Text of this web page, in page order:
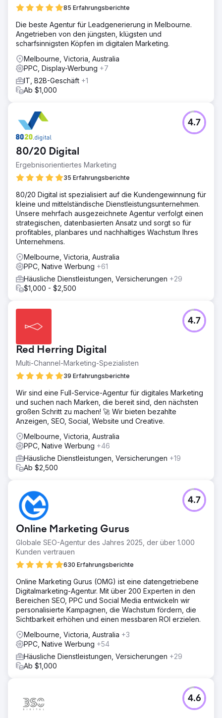
85 Erfahrungsberichte
Die beste Agentur für Leadgenerierung in Melbourne.
Angetrieben von den jüngsten, klügsten und
scharfsinnigsten Köpfen im digitalen Marketing.
Melbourne, Victoria, Australia
PPC, Display-Werbung +7
IT, B2B-Geschäft +1
Ab $1,000
80/20 Digital
Ergebnisorientiertes Marketing
35 Erfahrungsberichte
4.7
80/20 Digital ist spezialisiert auf die Kundengewinnung für
kleine und mittelständische Dienstleistungsunternehmen.
Unsere mehrfach ausgezeichnete Agentur verfolgt einen
strategischen, datenbasierten Ansatz und sorgt so für
profitables, planbares und nachhaltiges Wachstum Ihres
Unternehmens.
Melbourne, Victoria, Australia
PPC, Native Werbung +61
Häusliche Dienstleistungen, Versicherungen +29
$1,000 - $2,500
Red Herring Digital
Multi-Channel-Marketing-Spezialisten
39 Erfahrungsberichte
4.7
Wir sind eine Full-Service-Agentur für digitales Marketing
und suchen nach Marken, die bereit sind, den nächsten
großen Schritt zu machen! 🚀 Wir bieten bezahlte
Anzeigen, SEO, Social, Website und Creative.
Melbourne, Victoria, Australia
PPC, Native Werbung +46
Häusliche Dienstleistungen, Versicherungen +19
Ab $2,500
Online Marketing Gurus
Globale SEO-Agentur des Jahres 2025, der über 1.000
Kunden vertrauen
630 Erfahrungsberichte
4.7
Online Marketing Gurus (OMG) ist eine datengetriebene
Digitalmarketing-Agentur. Mit über 200 Experten in den
Bereichen SEO, PPC und Social Media entwickeln wir
personalisierte Kampagnen, die Wachstum fördern, die
Sichtbarkeit erhöhen und einen messbaren ROI erzielen.
Melbourne, Victoria, Australia +3
PPC, Native Werbung +54
Häusliche Dienstleistungen, Versicherungen +29
Ab $1,000
4.6